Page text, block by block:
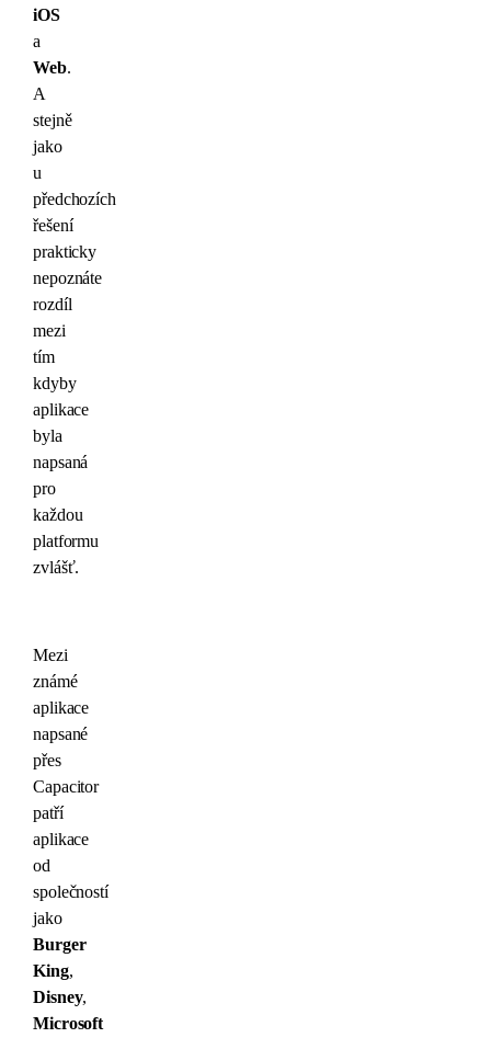
iOS
a
Web.
A
stejně
jako
u
předchozích
řešení
prakticky
nepoznáte
rozdíl
mezi
tím
kdyby
aplikace
byla
napsaná
pro
každou
platformu
zvlášť.
Mezi
známé
aplikace
napsané
přes
Capacitor
patří
aplikace
od
společností
jako
Burger
King,
Disney,
Microsoft